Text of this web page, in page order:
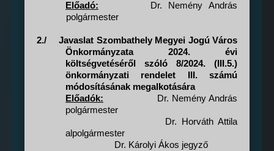
Előadó:
Dr. Nemény András
polgármester
2./
Javaslat Szombathely Megyei Jogú Város
Önkormányzata 2024. évi
költségvetéséről szóló 8/2024. (III.5.)
önkormányzati rendelet III. számú
módosításának megalkotására
Előadók:
Dr. Nemény András
polgármester
Dr. Horváth Attila
alpolgármester
Dr. Károlyi Ákos jegyző